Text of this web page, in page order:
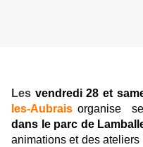
Les vendredi 28 et
les-Aubraisorganise
dans le parc de
animations et des